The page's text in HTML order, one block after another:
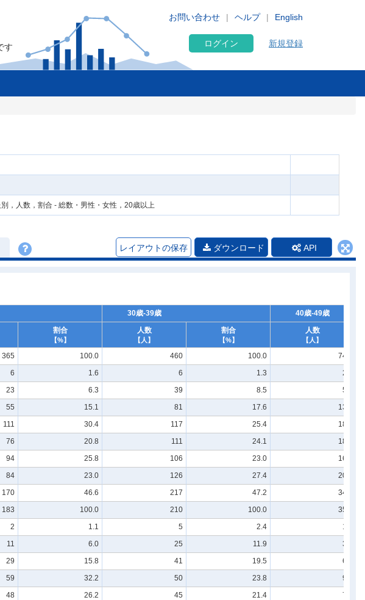
English
お問い合わせ ヘルプ
す ログイン 新規登録
，人数，割合 - 総数・男性・女性，20歳以上
レイアウトの保存 ダウンロード API
30歳-39歳
40歳-49歳
割合
【%】
人数
【人】
割合
【%】
人数
【人】
365 100.0 460 100.0
742
6 1.6 6 1.3
23
23 6.3 39 8.5
52
55 15.1 81 17.6
130
111 30.4 117 25.4
188
76 20.8 111 24.1
187
94 25.8 106 23.0
162
84 23.0 126 27.4
205
170 46.6 217 47.2
349
183 100.0 210 100.0
351
2 1.1 5 2.4
14
11 6.0 25 11.9
36
29 15.8 41 19.5
63
59 32.2 50 23.8
93
48 26.2 45 21.4
77